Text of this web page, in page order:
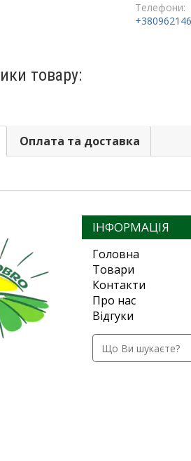
Телефони:
товару:
Оплата та доставка
ІНФОРМАЦІЯ
Головна
Товари
Контакти
Про нас
Відгуки